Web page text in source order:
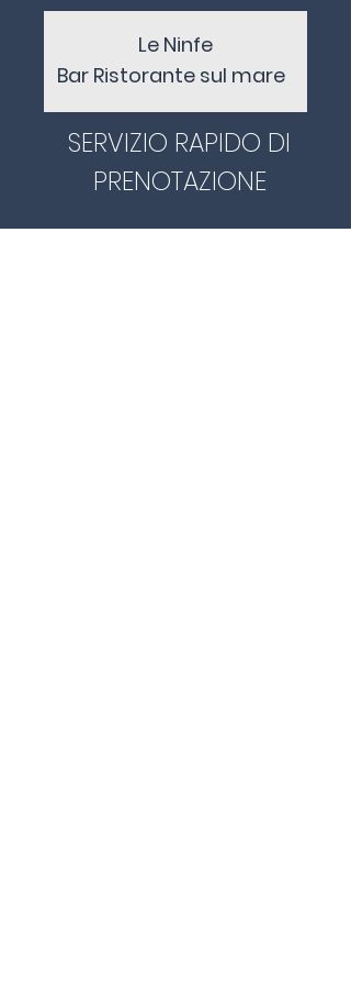
Le Ninfe
Bar Ristorante sul mare
SERVIZIO RAPIDO DI
PRENOTAZIONE